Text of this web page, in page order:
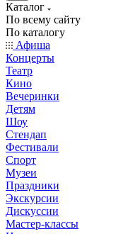
Каталог
По всему сайту
По каталогу
Афиша
Концерты
Театр
Кино
Вечеринки
Детям
Шоу
Стендап
Фестивали
Спорт
Музеи
Праздники
Экскурсии
Дискуссии
Мастер-классы